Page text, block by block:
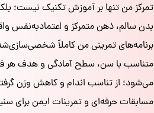
تمرکز من تنها بر آموزش تکنیک نیست؛
بدن سالم، ذهن متمرکز و اعتمادبه‌نفس
برنامه‌های تمرینی من کاملاً
متناسب با سن، سطح آمادگی و هدف هر
می‌شود؛ از تناسب اندام و کاهش وزن
مسابقات حرفه‌ای و تمرینات ایمن برای